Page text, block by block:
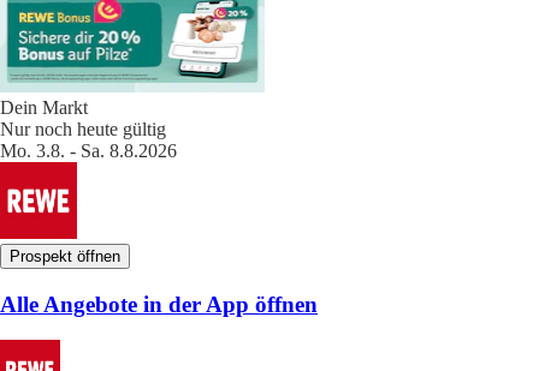
Dein Markt
Nur noch heute gültig
Mo. 3.8. - Sa. 8.8.2026
Prospekt öffnen
Alle Angebote in der App öffnen